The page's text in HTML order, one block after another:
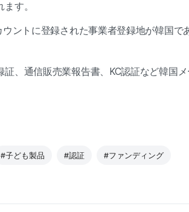
す。
ントに登録された事業者登録地が韓国
証、通信販売業報告書、KC認証など韓国
#子ども製品 #認証 #ファンディング